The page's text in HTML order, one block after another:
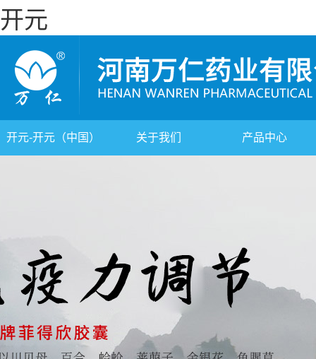
开元
开元-开元（中国） 关于我们 产品中心